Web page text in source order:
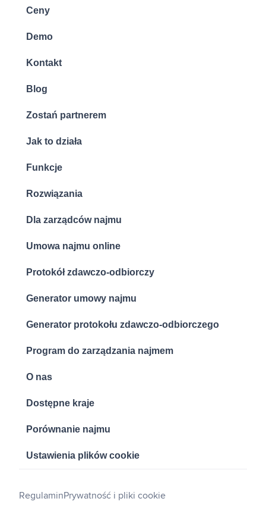
Ceny
Demo
Kontakt
Blog
Zostań partnerem
Jak to działa
Funkcje
Rozwiązania
Dla zarządców najmu
Umowa najmu online
Protokół zdawczo-odbiorczy
Generator umowy najmu
Generator protokołu zdawczo-odbiorczego
Program do zarządzania najmem
O nas
Dostępne kraje
Porównanie najmu
Ustawienia plików cookie
RegulaminPrywatność i pliki cookie